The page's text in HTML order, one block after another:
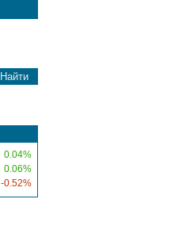
0.04%
0.06%
-0.52%